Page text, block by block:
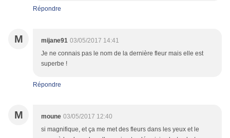
Répondre
M mijane91 03/05/2017 14:41
Je ne connais pas le nom de la dernière fleur mais elle est
superbe !
Répondre
M moune 03/05/2017 12:40
si magnifique, et ça me met des fleurs dans les yeux et le